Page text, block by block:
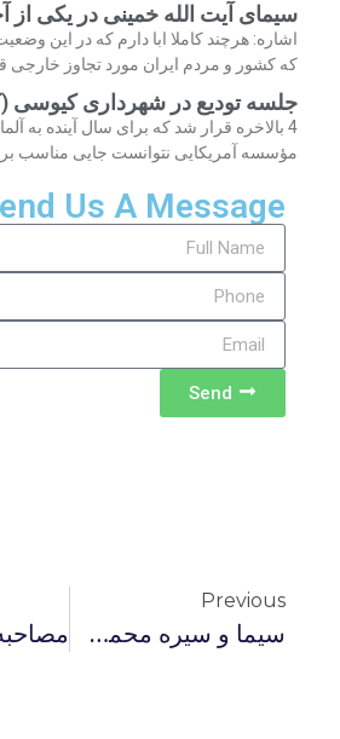
سیمای آیت الله خمینی در یکی
اشاره: هرچند کاملا ابا دارم که در این
که کشور و مردم ایران مورد تجاوز خارجی
جلسه تودیع در شهرداری کیوسی
4 بالاخره قرار شد که برای سال آینده به
مؤسسه آمریکایی نتوانست جایی مناسب
Us A Message
Send
Previous
سیما و سیره محمدۖ در قرآن 10 بخش سوم: محمد و مِلكداري